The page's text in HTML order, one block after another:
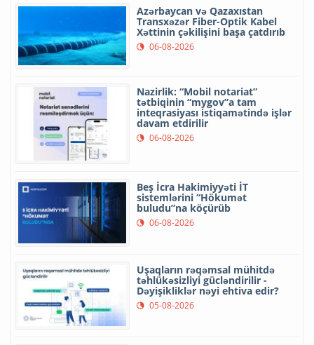
Azərbaycan və Qazaxıstan
Transxəzər Fiber-Optik Kabel
Xəttinin çəkilişini başa çatdırıb
06-08-2026
Nazirlik: “Mobil notariat”
tətbiqinin “mygov”a tam
inteqrasiyası istiqamətində işlər
davam etdirilir
06-08-2026
Beş İcra Hakimiyyəti İT
sistemlərini “Hökumət
buludu”na köçürüb
06-08-2026
Uşaqların rəqəmsal mühitdə
təhlükəsizliyi gücləndirilir -
Dəyişikliklər nəyi ehtiva edir?
05-08-2026